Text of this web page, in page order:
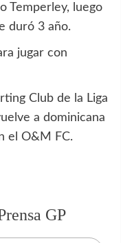
Temperley, luego
duró 3 año.
jugar con
Club de la Liga
a dominicana
el O&M FC.
GP